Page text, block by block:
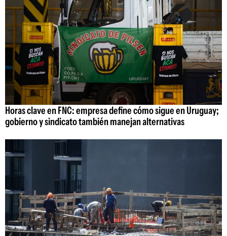
Horas clave en FNC: empresa define cómo sigue en Uruguay;
gobierno y sindicato también manejan alternativas